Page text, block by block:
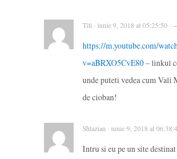
Titi · iunie 9, 2018 at 05:25:50 ·
https://m.youtube.com/
v=aBRXO5CvE80– linkul
unde puteti vedea cum Vali
de cioban!
Shtazian · iunie 9, 2018 at
Intru si eu pe un site